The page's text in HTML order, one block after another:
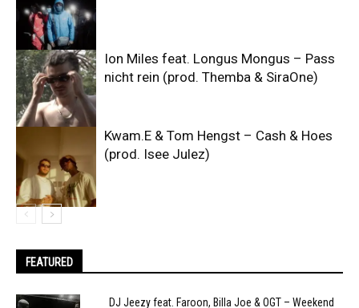
Ion Miles feat. Longus Mongus – Pass
nicht rein (prod. Themba & SiraOne)
Kwam.E & Tom Hengst – Cash & Hoes
(prod. Isee Julez)
FEATURED
DJ Jeezy feat. Faroon, Billa Joe & OGT – Weekend